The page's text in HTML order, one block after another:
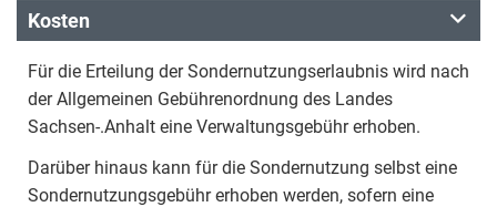
Kosten
Für die Erteilung der Sondernutzungserlaubnis wird nach
der Allgemeinen Gebührenordnung des Landes
Sachsen-.Anhalt eine Verwaltungsgebühr erhoben.
Darüber hinaus kann für die Sondernutzung selbst eine
Sondernutzungsgebühr erhoben werden, sofern eine